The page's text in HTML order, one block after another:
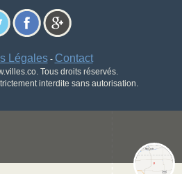
Légales- Contact
Tous droits réservés.
interdite sans autorisation.